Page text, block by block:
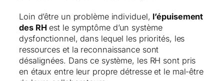
Loin d’être un problème individuel, l’épuisement
des RH est le symptôme d’un système
dysfonctionnel, dans lequel les priorités, les
ressources et la reconnaissance sont
désalignées. Dans ce système, les RH sont pris
en étaux entre leur propre détresse et le mal-être